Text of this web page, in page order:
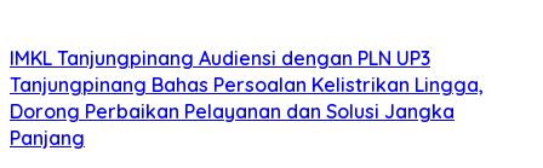
IMKL Tanjungpinang Audiensi dengan PLN UP3
Tanjungpinang Bahas Persoalan Kelistrikan Lingga,
Dorong Perbaikan Pelayanan dan Solusi Jangka
Panjang